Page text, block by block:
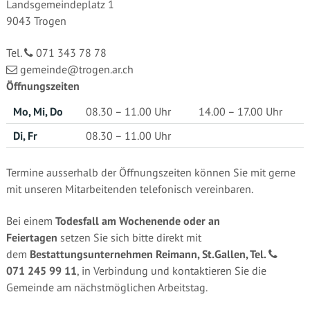
Landsgemeindeplatz 1
9043 Trogen
Tel.
071 343 78 78
gemeinde@trogen.ar.ch
Öffnungszeiten
Mo, Mi, Do
08.30 – 11.00 Uhr
14.00 – 17.00 Uhr
Di, Fr
08.30 – 11.00 Uhr
Termine ausserhalb der Öffnungszeiten können Sie mit gerne
mit unseren Mitarbeitenden telefonisch vereinbaren.
Bei einem Todesfall am Wochenende oder an
Feiertagen setzen Sie sich bitte direkt mit
dem Bestattungsunternehmen Reimann, St.Gallen, Tel.
071 245 99 11, in Verbindung und kontaktieren Sie die
Gemeinde am nächstmöglichen Arbeitstag.